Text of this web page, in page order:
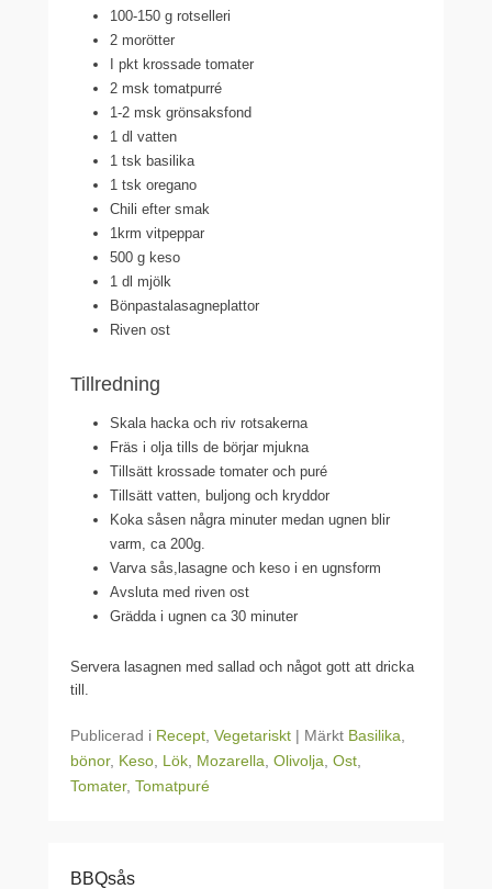
100-150 g rotselleri
2 morötter
I pkt krossade tomater
2 msk tomatpurré
1-2 msk grönsaksfond
1 dl vatten
1 tsk basilika
1 tsk oregano
Chili efter smak
1krm vitpeppar
500 g keso
1 dl mjölk
Bönpastalasagneplattor
Riven ost
Tillredning
Skala hacka och riv rotsakerna
Fräs i olja tills de börjar mjukna
Tillsätt krossade tomater och puré
Tillsätt vatten, buljong och kryddor
Koka såsen några minuter medan ugnen blir
varm, ca 200g.
Varva sås,lasagne och keso i en ugnsform
Avsluta med riven ost
Grädda i ugnen ca 30 minuter
Servera lasagnen med sallad och något gott att dricka
till.
Publicerad i Recept Vegetariskt | Märkt Basilika
bönor, Keso Lök Mozarella Olivolja Ost
Tomater, Tomatpuré
BBQsås